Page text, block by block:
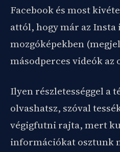
Facebook és most
attól, hogy már az
mozgóképekben
másodperces videók az
Ilyen részletességgel a
olvashatsz, szóval
végigfutni rajta, mert
információkat osztunk